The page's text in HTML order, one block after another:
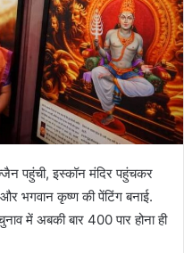
पहुंची, इस्कॉन मंदिर पहुंचकर
भगवान कृष्ण की पेंटिंग बनाई.
में अबकी बार 400 पार होना ही